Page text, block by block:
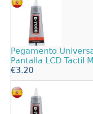
Pegamento
Pantalla LCD Tactil
€3.20